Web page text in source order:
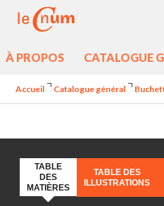
À PROPOS CATALOGUE
Accueil Catalogue général
TABLE
DES
MATIÈRES
TABLE DES
ILLUSTRATIONS